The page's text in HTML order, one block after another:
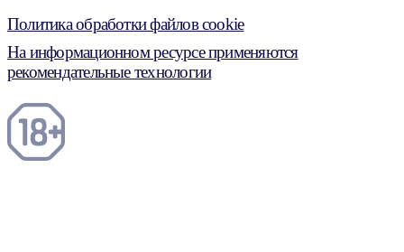
Политика обработки файлов cookie
На информационном ресурсе применяются
рекомендательные технологии